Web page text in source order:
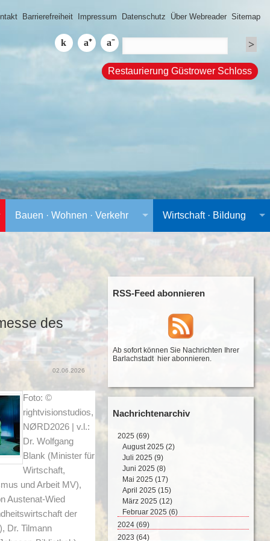
Barrierefreiheit Impressum Datenschutz Über Webreader Sitemap
Restaurierung Güstrower Schloss
Bauen · Wohnen · Verkehr Wirtschaft · Bildung
des
02.06.2026
Foto: ©
rightvisionstudios,
NØRD2026 | v.l.:
Dr. Wolfgang
Blank (Minister für
Wirtschaft,
und Arbeit MV),
Austenat-Wied
der
Dr. Tilmann
RSS-Feed abonnieren
Ab sofort können Sie Nachrichten Ihrer
Barlachstadthier abonnieren
Nachrichtenarchiv
2025(69)
August 2025 (2)
Juli 2025 (9)
Juni 2025 (8)
Mai 2025 (17)
April 2025 (15)
März 2025 (12)
Februar 2025 (6)
2024(69)
Dezember 2024 (2)
2023(64)